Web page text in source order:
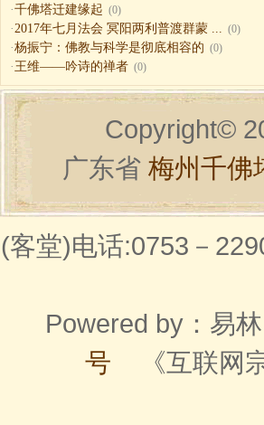
·千佛塔迁建缘起 (0)
·2017年七月法会 冥阳两利普渡群蒙 ... (0)
·杨振宁：佛教与科学是彻底相容的 (0)
·王维——吟诗的禅者 (0)
Copyright©
广东省 梅州千佛
(客堂)电话:0753－
Powered by： 易林
号 《互联网